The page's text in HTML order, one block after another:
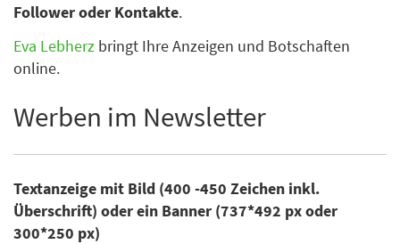
Follower oder Kontakte.
Eva Lebherz bringt Ihre Anzeigen und Botschaften
online.
Werben im Newsletter
Textanzeige mit Bild (400 -450 Zeichen inkl.
Überschrift) oder ein Banner (737*492 px oder
300*250 px)